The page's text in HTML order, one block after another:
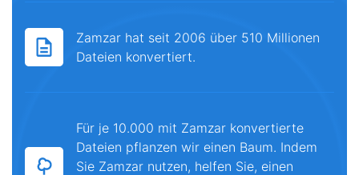
Zamzar hat seit 2006 über 510 Millionen
Dateien konvertiert.
Für je 10.000 mit Zamzar konvertierte
Dateien pflanzen wir einen Baum. Indem
Sie Zamzar nutzen, helfen Sie, einen